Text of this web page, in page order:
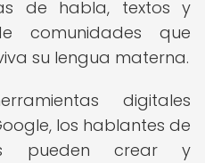
de habla, textos y
comunidades que
su lengua materna.
digitales
los hablantes de
pueden crear y